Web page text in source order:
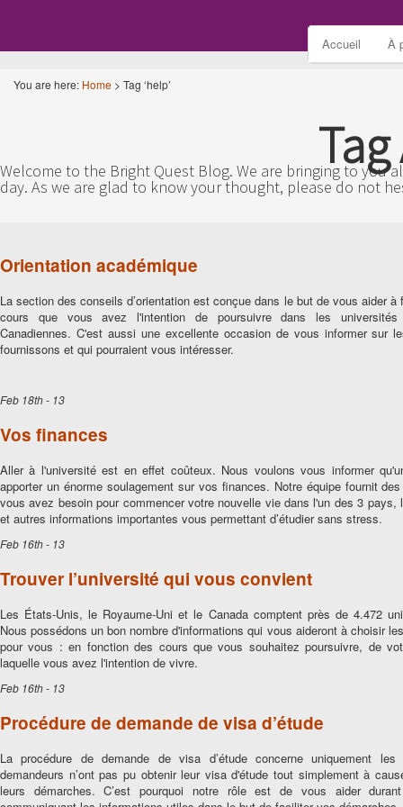
Accueil À
You are here: Home > Tag ‘help’
Welcome to the Bright Quest Blog. We are bringing to you
day. As we are glad to know your thought, please do not
Orientation académique
La section des conseils d’orientation est conçue dans le but de vous aider
cours que vous avez l'intention de poursuivre dans les universités
Canadiennes. C'est aussi une excellente occasion de vous informer sur
fournissons et qui pourraient vous intéresser.
Feb 18th - 13
Vos finances
Aller à l'université est en effet coûteux. Nous voulons vous informer
apporter un énorme soulagement sur ​​vos finances. Notre équipe fournit
vous avez besoin pour commencer votre nouvelle vie dans l'un des 3 pays,
et autres informations importantes vous permettant d’étudier sans stress.
Feb 16th - 13
Trouver l’université qui vous convient
Les États-Unis, le Royaume-Uni et le Canada comptent près de 4.472
Nous possédons un bon nombre d'informations qui vous aideront à choisir
pour vous : en fonction des cours que vous souhaitez poursuivre, de
laquelle vous avez l'intention de vivre.
Feb 16th - 13
Procédure de demande de visa d’étude
La procédure de demande de visa d’étude concerne uniquement les
demandeurs n’ont pas pu obtenir leur visa d'étude tout simplement à
leurs démarches. C’est pourquoi notre rôle est de vous aider